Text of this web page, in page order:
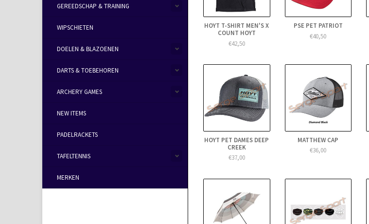
GEREEDSCHAP & TRAINING
WIPSCHIETEN
DOELEN & BLAZOENEN
DARTS & TOEBEHOREN
ARCHERY GAMES
NEW ITEMS
PADELRACKETS
TAFELTENNIS
MERKEN
HOYT T-SHIRT MEN'S X
COUNT HOYT
€42,50
PSE PET PATRIOT
€40,50
HOYT PET DAMES DEEP
CREEK
€37,00
MATTHEW CAP
€36,00